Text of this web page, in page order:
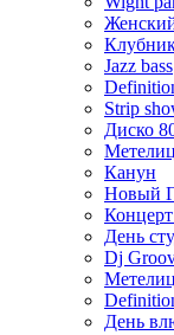
Jazz bass
Strip
Диско
Канун
Новый
День
Dj
День